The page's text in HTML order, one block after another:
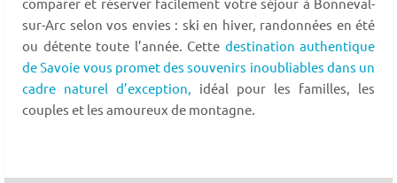
sur-Arc selon vos envies : ski en hiver, randonnées en été
ou détente toute l’année. Cette destination authentique
de Savoie vous promet des souvenirs inoubliables dans un
cadre naturel d’exception,
idéal pour les familles, les
couples et les amoureux de montagne.